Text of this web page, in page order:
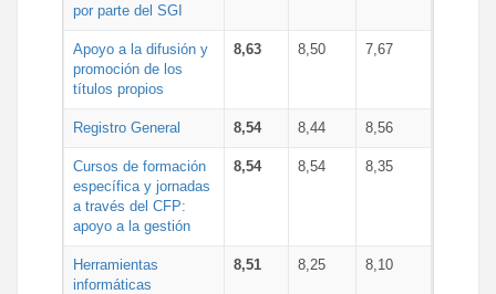
por parte del SGI
Apoyo a la difusión y
promoción de los
títulos propios
8,63 8,50 7,67
Registro General 8,54 8,44 8,56
Cursos de formación
específica y jornadas
a través del CFP:
apoyo a la gestión
8,54 8,54 8,35
Herramientas
informáticas
8,51 8,25 8,10